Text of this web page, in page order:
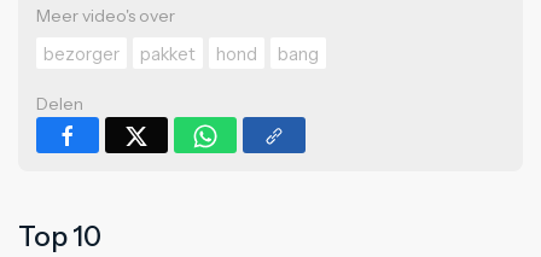
Meer video's over
bezorger
pakket hond bang
Delen
Top 10